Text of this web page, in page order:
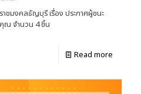
าชมงคลธัญบุรี เรื่อง ประกาศผู้ชนะ
ณ จำนวน 4 ชิ้น
Read more